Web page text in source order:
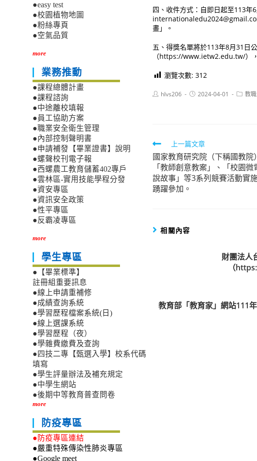
四、收件方式：自即日起至113年
畫」。
五、得獎名單將於113年8月31日
（https://www.ietw2.edu.tw/）
瀏覽次數: 312
Posthlvs206
Post2024-04-01
Post教
Read
more
articles
上一篇文章
國家教育研究院（下稱國教院
「教師創意教案」、「校園
說故事」等3系列競賽活動實
踴躍參加。
相關內容
財團法人
（
教育部「教育家」網站111
●easy test
●校園植物地圖
●粉絲專頁
●空氣品質
more
業務推動
●課程總體計畫
●課程諮詢
●中途離校填報
●員工協助方案
●職業安全衛生管理
●內部控制聲明書
●申請補發【畢業證書】說明
●螺聲校刊電子報
●西螺農工教育儲蓄402專戶
●雲林區-實用技能學程分發
●資安專區
●資訊安全政策
●性平專區
●反霸凌專區
more
學生專區
●【畢業標準】
註冊組重要訊息
●線上申請重補修
●成績查詢系統
●學習歷程檔案系統(日)
●線上選課系統
●學習歷程（夜）
●學雜費繳費及查詢
●四技二專【甄選入學】校系代碼
填寫
●學生評量辦法及補充規定
●中學生網站
●後期中等教育普查問卷
more
防疫專區
●防疫專區連結
●嚴重特殊傳染性肺炎專區
●Google meet